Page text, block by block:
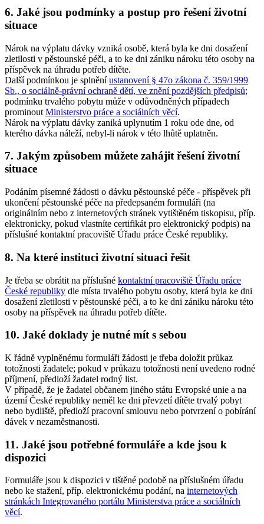
6. Jaké jsou podmínky a postup pro řešení životní
situace
Nárok na výplatu dávky vzniká osobě, která byla ke dni dosažení
zletilosti v pěstounské péči, a to ke dni zániku nároku této osoby na
příspěvek na úhradu potřeb dítěte.
Další podmínkou je splněníustanovení § 47o zákona č. 359/1999
Sb., o sociálně-právní ochraně dětí, ve znění pozdějších předpisů;
podmínku trvalého pobytu může v odůvodněných případech
prominout Ministerstvo práce a sociálních věcí.
Nárok na výplatu dávky zaniká uplynutím 1 roku ode dne, od
kterého dávka náleží, nebyl-li nárok v této lhůtě uplatněn.
7. Jakým způsobem můžete zahájit řešení životní
situace
Podáním písemné žádosti o dávku pěstounské péče - příspěvek při
ukončení pěstounské péče na předepsaném formuláři (na
originálním nebo z internetových stránek vytištěném tiskopisu, příp.
elektronicky, pokud vlastníte certifikát pro elektronický podpis) na
příslušné kontaktní pracoviště Úřadu práce České republiky.
8. Na které instituci životní situaci řešit
Je třeba se obrátit na příslušné kontaktní pracoviště Úřadu práce
České republiky dle místa trvalého pobytu osoby, která byla ke dni
dosažení zletilosti v pěstounské péči, a to ke dni zániku nároku této
osoby na příspěvek na úhradu potřeb dítěte.
10. Jaké doklady je nutné mít s sebou
K řádně vyplněnému formuláři žádosti je třeba doložit průkaz
totožnosti žadatele; pokud v průkazu totožnosti není uvedeno rodné
příjmení, předloží žadatel rodný list.
V případě, že je žadatel občanem jiného státu Evropské unie a na
území České republiky neměl ke dni převzetí dítěte trvalý pobyt
nebo bydliště, předloží pracovní smlouvu nebo potvrzení o pobírání
dávek v nezaměstnanosti.
11. Jaké jsou potřebné formuláře a kde jsou k
dispozici
Formuláře jsou k dispozici v tištěné podobě na příslušném úřadu
nebo ke stažení, příp. elektronickému podání, na internetových
stránkách Integrovaného portálu Ministerstva práce a sociálních
věcí.